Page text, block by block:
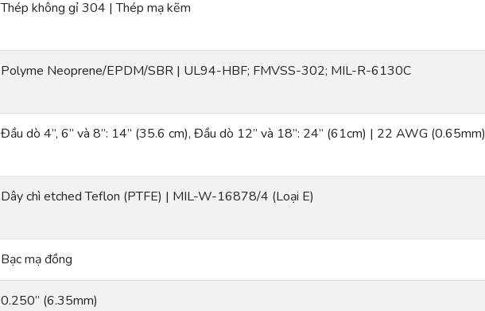
Thép không gỉ 304 | Thép mạ kẽm
Polyme Neoprene/EPDM/SBR | UL94-HBF; FMVSS-302; MIL-R-6130C
Đầu dò 4”, 6” và 8”: 14” (35.6 cm), Đầu dò 12” và 18”: 24” (61cm) | 22 AWG (0.65mm)
Dây chì etched Teflon (PTFE) | MIL-W-16878/4 (Loại E)
Bạc mạ đồng
0.250” (6.35mm)